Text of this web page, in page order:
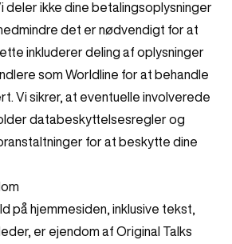
deler ikke dine betalingsoplysninger
det er nødvendigt for at
inkluderer deling af oplysninger
som Worldline for at behandle
Vi sikrer, at eventuelle involverede
databeskyttelsesregler og
for at beskytte dine
på hjemmesiden, inklusive tekst,
er ejendom af Original Talks